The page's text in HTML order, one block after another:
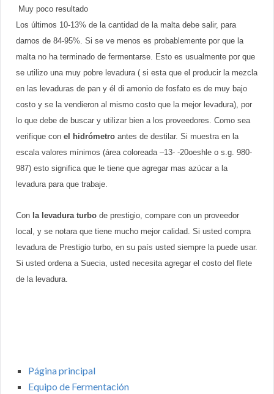
Muy poco resultado
Los últimos 10-13% de la cantidad de la malta debe salir, para
darnos de 84-95%. Si se ve menos es probablemente por que la
malta no ha terminado de fermentarse. Esto es usualmente por que
se utilizo una muy pobre levadura ( si esta que el producir la mezcla
en las levaduras de pan y él di amonio de fosfato es de muy bajo
costo y se la vendieron al mismo costo que la mejor levadura), por
lo que debe de buscar y utilizar bien a los proveedores. Como sea
verifique con el hidrómetro antes de destilar. Si muestra en la
escala valores mínimos (área coloreada –13- -20oeshle o s.g. 980-
987) esto significa que le tiene que agregar mas azúcar a la
levadura para que trabaje.
Con la levadura turbo de prestigio, compare con un proveedor
local, y se notara que tiene mucho mejor calidad. Si usted compra
levadura de Prestigio turbo, en su país usted siempre la puede usar.
Si usted ordena a Suecia, usted necesita agregar el costo del flete
de la levadura.
Página principal
Equipo de Fermentación